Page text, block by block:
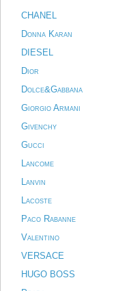
CHANEL
Donna Karan
DIESEL
Dior
Dolce&Gabbana
Giorgio Armani
Givenchy
Gucci
Lancome
Lanvin
Lacoste
Paco Rabanne
Valentino
VERSACE
HUGO BOSS